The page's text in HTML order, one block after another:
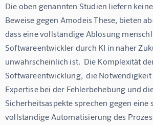
Die oben genannten Studien liefern
Beweise gegen Amodeis These, bieten
dass eine vollständige Ablösung
Softwareentwickler durch KI in naher
unwahrscheinlich ist.  Die Komplexität
Softwareentwicklung,  die
Expertise bei der Fehlerbehebung und
Sicherheitsaspekte sprechen gegen eine
vollständige Automatisierung des